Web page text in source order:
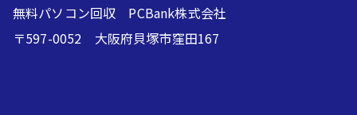
無料パソコン回収 PCBank株式会社
〒597-0052 大阪府貝塚市窪田167